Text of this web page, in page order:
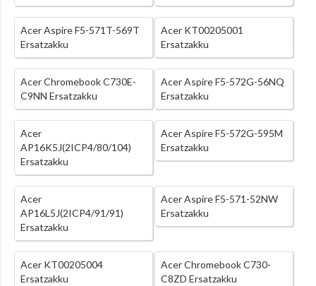
Acer Aspire F5-571T-569T
Ersatzakku
Acer KT00205001
Ersatzakku
Acer Chromebook C730E-
C9NN Ersatzakku
Acer Aspire F5-572G-56NQ
Ersatzakku
Acer
AP16K5J(2ICP4/80/104)
Ersatzakku
Acer Aspire F5-572G-595M
Ersatzakku
Acer
AP16L5J(2ICP4/91/91)
Ersatzakku
Acer Aspire F5-571-52NW
Ersatzakku
Acer KT00205004
Ersatzakku
Acer Chromebook C730-
C8ZD Ersatzakku